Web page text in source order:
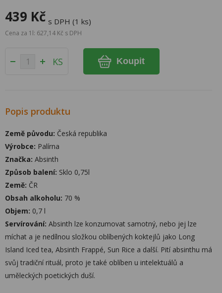
439 Kč s DPH (1 ks)
Cena za 1l: 627,14 Kč s DPH
KS Koupit
Popis produktu
Země původu: Česká republika
Výrobce: Palírna
Značka: Absinth
Způsob balení: Sklo 0,75l
Země: ČR
Obsah alkoholu: 70 %
Objem: 0,7 l
Servírování: Absinth lze konzumovat samotný, nebo jej lze
míchat a je nedílnou složkou oblíbených koktejlů jako Long
Island Iced tea, Absinth Frappé, Sun Rice a další. Pití absinthu má
svůj tradiční rituál, proto je také oblíben u intelektuálů a
uměleckých poetických duší.